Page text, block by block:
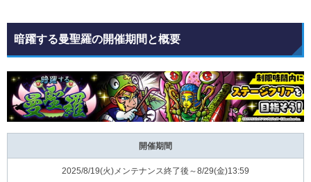
暗躍する曼聖羅の開催期間と概要
開催期間
2025/8/19(火)メンテナンス終了後～8/29(金)13:59